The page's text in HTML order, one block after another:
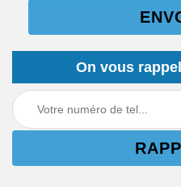
On vous